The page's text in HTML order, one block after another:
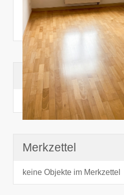
Suchhistorie
noch nichts angesehen
Merkzettel
keine Objekte im Merkzettel